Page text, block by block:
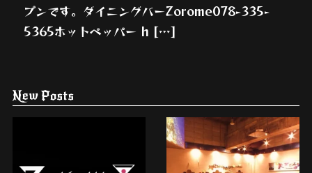
プンです。ダイニングバーZorome078-335-
5365ホットペッパー h […]
New Posts